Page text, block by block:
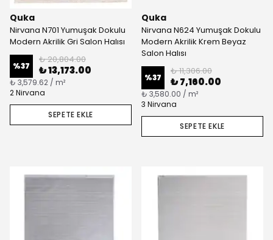
Quka
Nirvana N701 Yumuşak Dokulu
Modern Akrilik Gri Salon Halısı
%37
₺ 20,804.00
₺ 13,173.00
₺ 3,579.62 / m²
2 Nirvana
SEPETE EKLE
Quka
Nirvana N624 Yumuşak Dokulu
Modern Akrilik Krem Beyaz
Salon Halısı
%37
₺ 11,306.00
₺ 7,160.00
₺ 3,580.00 / m²
3 Nirvana
SEPETE EKLE